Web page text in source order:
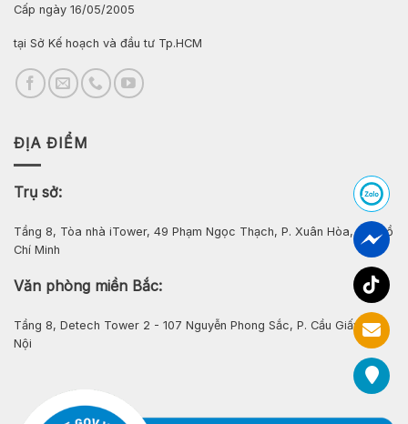
Cấp ngày 16/05/2005
tại Sở Kế hoạch và đầu tư Tp.HCM
ĐỊA ĐIỂM
Trụ sở:
Tầng 8, Tòa nhà iTower, 49 Phạm Ngọc Thạch, P. Xuân Hòa, Tp. Hồ
Chí Minh
Văn phòng miền Bắc:
Tầng 8, Detech Tower 2 - 107 Nguyễn Phong Sắc, P. Cầu Giấy, Hà
Nội